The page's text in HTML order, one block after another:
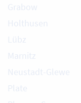
Grabow
Holthusen
Lübz
Marnitz
Neustadt-Glewe
Plate